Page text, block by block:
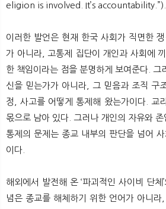
eligion is involved. It’s accountability.”).
이러한 발언은 현재 한국 사회가 직면한
가 아니라, 고통제 집단이 개인과 사회에
한 책임이라는 점을 분명하게 보여준다. 그
신을 믿는가가 아니라, 그 믿음과 조직 구
정, 사고를 어떻게 통제해 왔는가이다. 교
몫으로 남아 있다. 그러나 개인의 자유와
통제의 문제는 종교 내부의 판단을 넘어
이다.
해외에서 발전해 온 ‘파괴적인 사이비 단체
념은 종교를 해체하기 위한 언어가 아니